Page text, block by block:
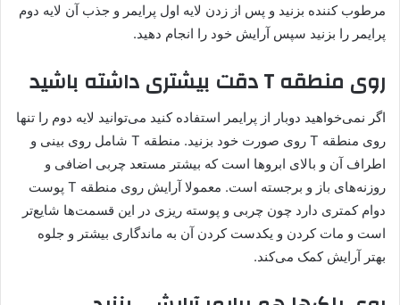
مرطوب کننده بزنید و پس از زدن لایه اول پرایمر و جذب آن لایه دوم
پرایمر را بزنید سپس آرایش خود را انجام دهید.
روی منطقه T دقت بیشتری داشته باشید
اگر نمی‌خواهید دوبار از پرایمر استفاده کنید می‌توانید لایه دوم را تنها
روی منطقه T روی صورت خود بزنید. منطقه T شامل روی بینی و
اطراف آن و بالای ابروها است که بیشتر مستعد چربی اضافی و
روزنه‌های باز و برجسته است. معمولا آرایش روی منطقه T پوست
دوام کمتری دارد چون چربی و پوسته ریزی در این قسمت‌ها شایع‌تر
است و مات کردن و یکدست کردن آن به ماندگاری بیشتر و جلوه
بهتر آرایش کمک می‌کند.